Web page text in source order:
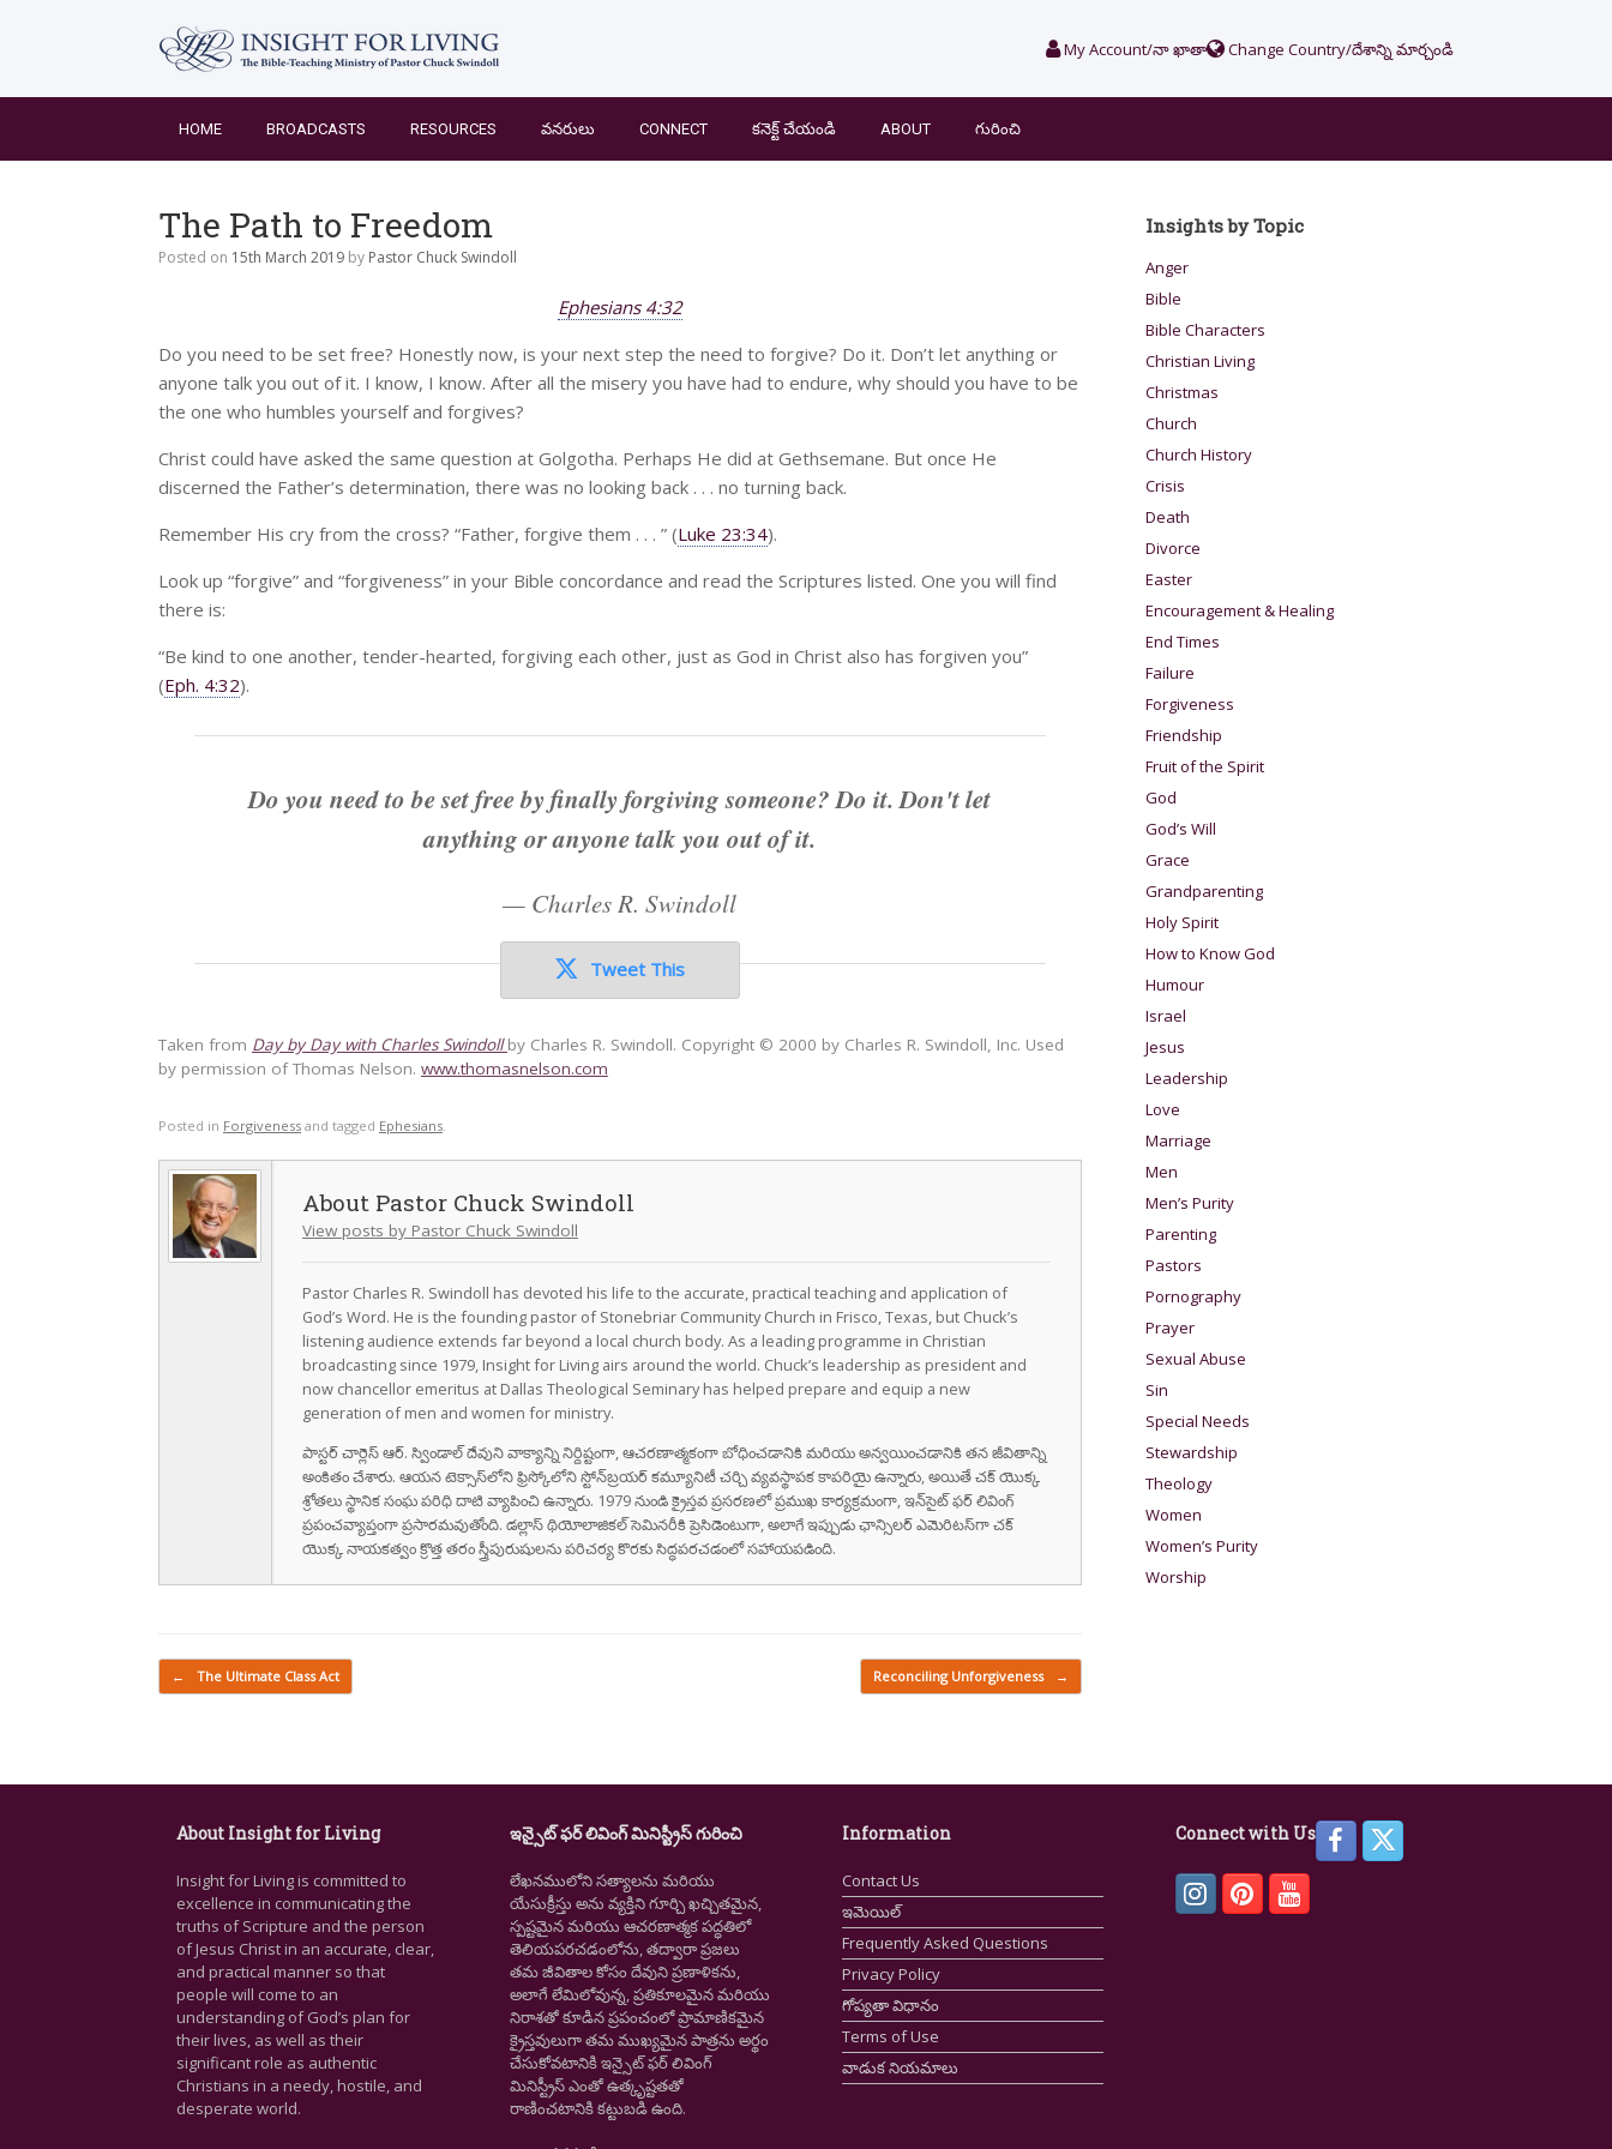
My Account/నా ఖాతా Change Country/దేశాన్ని మార్చండి
HOME BROADCASTS RESOURCES వనరులు CONNECT కనెక్ట్ చేయండి ABOUT గురించి
The Path to Freedom
Posted on 15th March 2019 by Pastor Chuck Swindoll
Ephesians 4:32
Do you need to be set free? Honestly now, is your next step the need to forgive? Do it. Don’t let anything or
anyone talk you out of it. I know, I know. After all the misery you have had to endure, why should you have to be
the one who humbles yourself and forgives?
Christ could have asked the same question at Golgotha. Perhaps He did at Gethsemane. But once He
discerned the Father’s determination, there was no looking back . . . no turning back.
Remember His cry from the cross? “Father, forgive them . . . ” (Luke 23:34).
Look up “forgive” and “forgiveness” in your Bible concordance and read the Scriptures listed. One you will find
there is:
“Be kind to one another, tender-hearted, forgiving each other, just as God in Christ also has forgiven you”
(Eph. 4:32).
Do you need to be set free by finally forgiving someone? Do it. Don't let
anything or anyone talk you out of it.
— Charles R. Swindoll
Tweet This
Taken from Day by Day with Charles Swindollby Charles R. Swindoll. Copyright © 2000 by Charles R. Swindoll, Inc. Used
by permission of Thomas Nelson. www.thomasnelson.com
Posted in Forgiveness and tagged Ephesians.
Pastor Chuck Swindoll
View posts by Pastor Chuck Swindoll
Pastor Charles R. Swindoll has devoted his life to the accurate, practical teaching and application of
God’s Word. He is the founding pastor of Stonebriar Community Church in Frisco, Texas, but Chuck’s
listening audience extends far beyond a local church body. As a leading programme in Christian
broadcasting since 1979, Insight for Living airs around the world. Chuck’s leadership as president and
now chancellor emeritus at Dallas Theological Seminary has helped prepare and equip a new
generation of men and women for ministry.
పాస్టర్ చార్లెస్ ఆర్. స్విండాల్ దేవుని వాక్యాన్ని నిర్దిష్టంగా, ఆచరణాత్మకంగా బోధించడానికి మరియు అన్వయించడానికి తన జీవితాన్ని
అంకితం చేశారు. ఆయన టెక్సాస్‌లోని ఫ్రిస్కోలోని స్టోన్‌బ్రయర్ కమ్యూనిటీ చర్చి వ్యవస్థాపక కాపరియై ఉన్నారు, అయితే చక్ యొక్క
శ్రోతలు స్థానిక సంఘ పరిధి దాటి వ్యాపించి ఉన్నారు. 1979 నుండి క్రైస్తవ ప్రసరణలో ప్రముఖ కార్యక్రమంగా, ఇన్‌సైట్ ఫర్ లివింగ్
ప్రపంచవ్యాప్తంగా ప్రసారమవుతోంది. డల్లాస్ థియోలాజికల్ సెమినరీకి ప్రెసిడెంటుగా, అలాగే ఇప్పుడు ఛాన్సిలర్ ఎమెరిటస్‌గా చక్
యొక్క నాయకత్వం క్రొత్త తరం స్త్రీపురుషులను పరిచర్య కొరకు సిద్ధపరచడంలో సహాయపడింది.
Post navigation
← The Ultimate Class Act Reconciling Unforgiveness →
Insights by Topic
Anger
Bible
Bible Characters
Christian Living
Christmas
Church
Church History
Crisis
Death
Divorce
Easter
Encouragement & Healing
End Times
Failure
Forgiveness
Friendship
Fruit of the Spirit
God
God’s Will
Grace
Grandparenting
Holy Spirit
How to Know God
Humour
Israel
Jesus
Leadership
Love
Marriage
Men
Men’s Purity
Parenting
Pastors
Pornography
Prayer
Sexual Abuse
Sin
Special Needs
Stewardship
Theology
Women
Women’s Purity
Worship
About Insight for Living
Insight for Living is committed to
excellence in communicating the
truths of Scripture and the person
of Jesus Christ in an accurate, clear,
and practical manner so that
people will come to an
understanding of God’s plan for
their lives, as well as their
significant role as authentic
Christians in a needy, hostile, and
desperate world.
ఇన్సైట్ ఫర్ లివింగ్ మినిస్ట్రీస్ గురించి
లేఖనములోని సత్యాలను మరియు
యేసుక్రీస్తు అను వ్యక్తిని గూర్చి ఖచ్చితమైన,
స్పష్టమైన మరియు ఆచరణాత్మక పద్ధతిలో
తెలియపరచడంలోను, తద్వారా ప్రజలు
తమ జీవితాల కోసం దేవుని ప్రణాళికను,
అలాగే లేమిలోవున్న, ప్రతికూలమైన మరియు
నిరాశతో కూడిన ప్రపంచంలో ప్రామాణికమైన
క్రైస్తవులుగా తమ ముఖ్యమైన పాత్రను అర్థం
చేసుకోవటానికి ఇన్సైట్ ఫర్ లివింగ్
మినిస్ట్రీస్ ఎంతో ఉత్కృష్టతతో
రాణించటానికి కట్టుబడి ఉంది.
Information
Contact Us
ఇమెయిల్
Frequently Asked Questions
Privacy Policy
గోప్యతా విధానం
Terms of Use
వాడుక నియమాలు
Connect with Us